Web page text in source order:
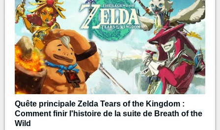
Quête principale Zelda Tears of the Kingdom :
Comment finir l'histoire de la suite de Breath of the
Wild